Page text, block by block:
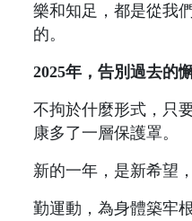
樂和知足，都是從我
的。
2025年，告別過去的
不拘於什麼形式，只
康多了一層保護罩。
新的一年，是新希望
勤運動，為身體築牢